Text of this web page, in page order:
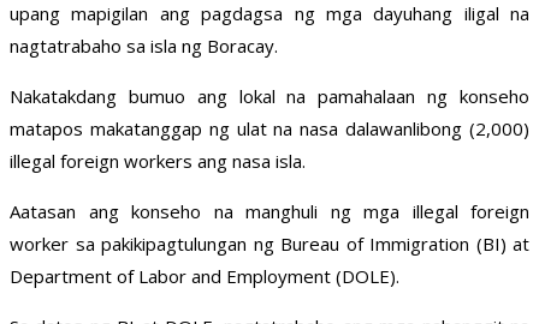
upang mapigilan ang pagdagsa ng mga dayuhang iligal na
nagtatrabaho sa isla ng Boracay.
Nakatakdang bumuo ang lokal na pamahalaan ng konseho
matapos makatanggap ng ulat na nasa dalawanlibong (2,000)
illegal foreign workers ang nasa isla.
Aatasan ang konseho na manghuli ng mga illegal foreign
worker sa pakikipagtulungan ng Bureau of Immigration (BI) at
Department of Labor and Employment (DOLE).